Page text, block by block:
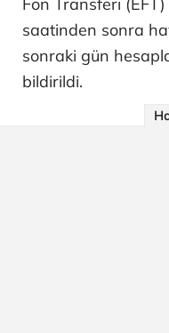
saatinden sonra
sonraki gün
bildirildi.